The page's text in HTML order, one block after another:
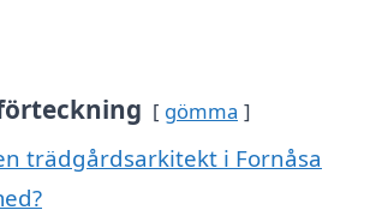
gömma
trädgårdsarkitekt i Fornåsa